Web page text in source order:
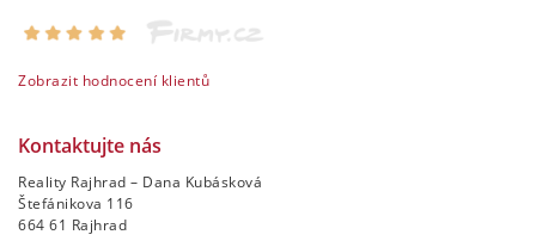
Zobrazit hodnocení klientů
Kontaktujte nás
Reality Rajhrad – Dana Kubásková
Štefánikova 116
664 61 Rajhrad